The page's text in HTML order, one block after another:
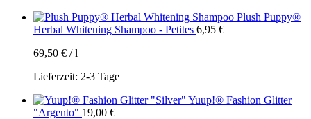
Plush Puppy®
Herbal Whitening Shampoo - Petites 6,95 €
69,50 € /l
Lieferzeit: 2-3 Tage
Yuup!® Fashion Glitter
"Argento" 19,00 €